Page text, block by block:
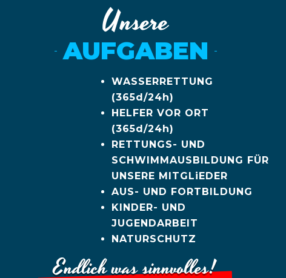
Unsere
AUFGABEN
WASSERRETTUNG
(365d/24h)
HELFER VOR ORT
(365d/24h)
RETTUNGS- UND
SCHWIMMAUSBILDUNG FÜR
UNSERE MITGLiEDER
AUS- UND FORTBILDUNG
KINDER- UND
JUGENDARBEIT
NATURSCHUTZ
Endlich was sinnvolles!